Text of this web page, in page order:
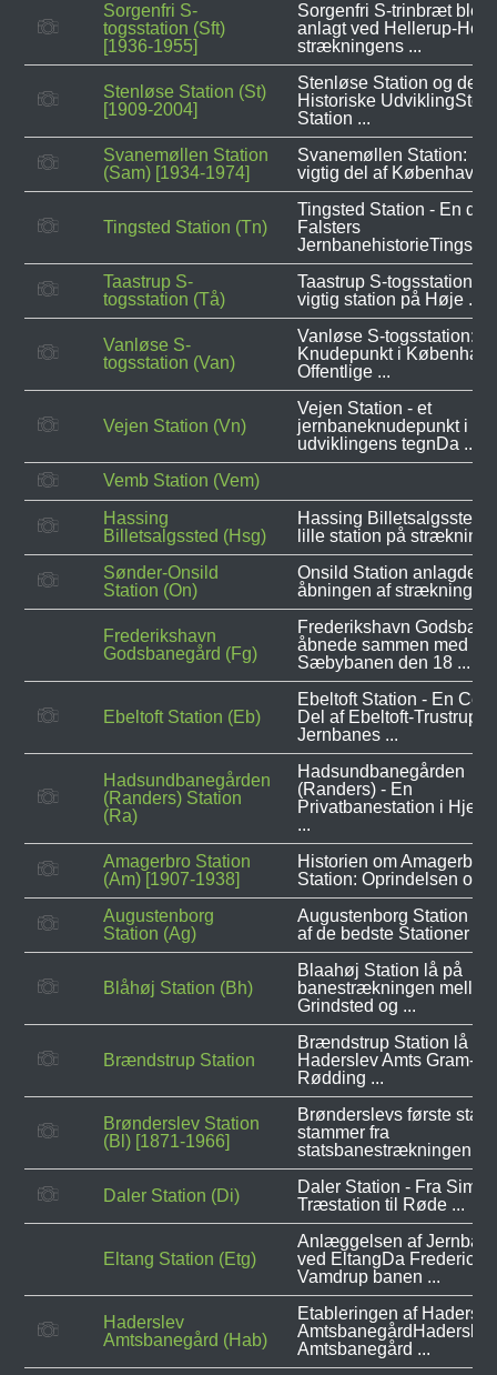
Sorgenfri S-
togsstation (Sft)
[1936-1955]
Sorgenfri S-trinbræt blev
anlagt ved Hellerup-
strækningens ...
Stenløse Station (St)
[1909-2004]
Stenløse Station og dens
Historiske
Station ...
Svanemøllen Station
(Sam) [1934-1974]
Svanemøllen Station: En
vigtig del af Københavns
Tingsted Station (Tn)
Tingsted Station - En del
Falsters
Taastrup S-
togsstation (Tå)
Taastrup S-togsstation -
vigtig station på Høje ...
Vanløse S-
togsstation (Van)
Vanløse S-togsstation: Et
Knudepunkt i
Offentlige ...
Vejen Station (Vn)
Vejen Station - et
jernbaneknudepunkt i
udviklingens tegnDa ...
Vemb Station (Vem)
Hassing
Billetsalgssted (Hsg)
Hassing Billetsalgssted
lille station på
Sønder-Onsild
Station (On)
Onsild Station anlagdes
åbningen af strækningen
Frederikshavn
Godsbanegård (Fg)
Frederikshavn
åbnede sammen med
Sæbybanen den 18 ...
Ebeltoft Station (Eb)
Ebeltoft Station - En
Del af Ebeltoft-Trustrup
Jernbanes ...
Hadsundbanegården
(Randers) Station
(Ra)
Hadsundbanegården
(Randers) - En
Privatbanestation i
...
Amagerbro Station
(Am) [1907-1938]
Historien om Amagerbro
Station: Oprindelsen og
Augustenborg
Station (Ag)
Augustenborg Station
af de bedste Stationer på
Blåhøj Station (Bh)
Blaahøj Station lå på
banestrækningen mellem
Grindsted og ...
Brændstrup Station
Brændstrup Station lå på
Haderslev Amts Gram-
Rødding ...
Brønderslev Station
(Bl) [1871-1966]
Brønderslevs første
stammer fra
statsbanestrækningen ...
Daler Station (Di)
Daler Station - Fra
Træstation til Røde ...
Eltang Station (Etg)
Anlæggelsen af
ved EltangDa Fredericia-
Vamdrup banen ...
Haderslev
Amtsbanegård (Hab)
Etableringen af
AmtsbanegårdHaderslev
Amtsbanegård ...